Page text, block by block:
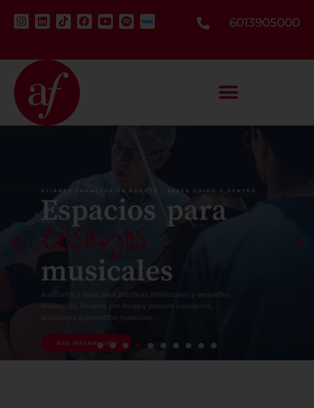
6013905000